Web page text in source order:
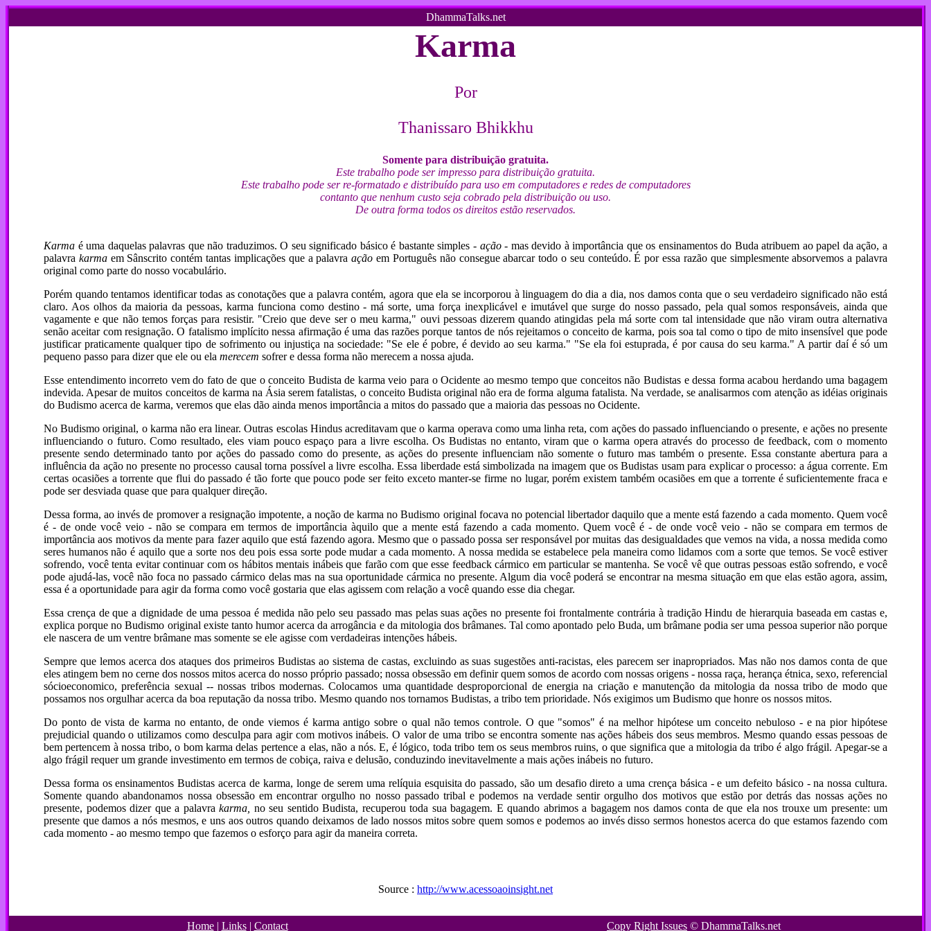
DhammaTalks.net
Karma
Por
Thanissaro Bhikkhu
Somente para distribuição gratuita.
Este trabalho pode ser impresso para distribuição gratuita.
Este trabalho pode ser re-formatado e distribuído para uso em computadores e redes de computadores
contanto que nenhum custo seja cobrado pela distribuição ou uso.
De outra forma todos os direitos estão reservados.
Karma é uma daquelas palavras que não traduzimos. O seu significado básico é bastante simples - ação - mas devido à importância que os ensinamentos do Buda atribuem ao papel da ação, a
palavra karma em Sânscrito contém tantas implicações que a palavraaçãoem Português não consegue abarcar todo o seu conteúdo. É por essa razão que simplesmente absorvemos a palavra
original como parte do nosso vocabulário.
Porém quando tentamos identificar todas as conotações que a palavra contém, agora que ela se incorporou à linguagem do dia a dia, nos damos conta que o seu verdadeiro significado não está
claro. Aos olhos da maioria da pessoas, karma funciona como destino - má sorte, uma força inexplicável e imutável que surge do nosso passado, pela qual somos responsáveis, ainda que
vagamente e que não temos forças para resistir. "Creio que deve ser o meu karma," ouvi pessoas dizerem quando atingidas pela má sorte com tal intensidade que não viram outra alternativa
senão aceitar com resignação. O fatalismo implícito nessa afirmação é uma das razões porque tantos de nós rejeitamos o conceito de karma, pois soa tal como o tipo de mito insensível que pode
justificar praticamente qualquer tipo de sofrimento ou injustiça na sociedade: "Se ele é pobre, é devido ao seu karma." "Se ela foi estuprada, é por causa do seu karma." A partir daí é só um
pequeno passo para dizer que ele ou ela merecem sofrer e dessa forma não merecem a nossa ajuda.
Esse entendimento incorreto vem do fato de que o conceito Budista de karma veio para o Ocidente ao mesmo tempo que conceitos não Budistas e dessa forma acabou herdando uma bagagem
indevida. Apesar de muitos conceitos de karma na Ásia serem fatalistas, o conceito Budista original não era de forma alguma fatalista. Na verdade, se analisarmos com atenção as idéias originais
do Budismo acerca de karma, veremos que elas dão ainda menos importância a mitos do passado que a maioria das pessoas no Ocidente.
No Budismo original, o karma não era linear. Outras escolas Hindus acreditavam que o karma operava como uma linha reta, com ações do passado influenciando o presente, e ações no presente
influenciando o futuro. Como resultado, eles viam pouco espaço para a livre escolha. Os Budistas no entanto, viram que o karma opera através do processo de feedback, com o momento
presente sendo determinado tanto por ações do passado como do presente, as ações do presente influenciam não somente o futuro mas também o presente. Essa constante abertura para a
influência da ação no presente no processo causal torna possível a livre escolha. Essa liberdade está simbolizada na imagem que os Budistas usam para explicar o processo: a água corrente. Em
certas ocasiões a torrente que flui do passado é tão forte que pouco pode ser feito exceto manter-se firme no lugar, porém existem também ocasiões em que a torrente é suficientemente fraca e
pode ser desviada quase que para qualquer direção.
Dessa forma, ao invés de promover a resignação impotente, a noção de karma no Budismo original focava no potencial libertador daquilo que a mente está fazendo a cada momento. Quem você
é - de onde você veio - não se compara em termos de importância àquilo que a mente está fazendo a cada momento. Quem você é - de onde você veio - não se compara em termos de
importância aos motivos da mente para fazer aquilo que está fazendo agora. Mesmo que o passado possa ser responsável por muitas das desigualdades que vemos na vida, a nossa medida como
seres humanos não é aquilo que a sorte nos deu pois essa sorte pode mudar a cada momento. A nossa medida se estabelece pela maneira como lidamos com a sorte que temos. Se você estiver
sofrendo, você tenta evitar continuar com os hábitos mentais inábeis que farão com que esse feedback cármico em particular se mantenha. Se você vê que outras pessoas estão sofrendo, e você
pode ajudá-las, você não foca no passado cármico delas mas na sua oportunidade cármica no presente. Algum dia você poderá se encontrar na mesma situação em que elas estão agora, assim,
essa é a oportunidade para agir da forma como você gostaria que elas agissem com relação a você quando esse dia chegar.
Essa crença de que a dignidade de uma pessoa é medida não pelo seu passado mas pelas suas ações no presente foi frontalmente contrária à tradição Hindu de hierarquia baseada em castas e,
explica porque no Budismo original existe tanto humor acerca da arrogância e da mitologia dos brâmanes. Tal como apontado pelo Buda, um brâmane podia ser uma pessoa superior não porque
ele nascera de um ventre brâmane mas somente se ele agisse com verdadeiras intenções hábeis.
Sempre que lemos acerca dos ataques dos primeiros Budistas ao sistema de castas, excluindo as suas sugestões anti-racistas, eles parecem ser inapropriados. Mas não nos damos conta de que
eles atingem bem no cerne dos nossos mitos acerca do nosso próprio passado; nossa obsessão em definir quem somos de acordo com nossas origens - nossa raça, herança étnica, sexo, referencial
sócioeconomico, preferência sexual -- nossas tribos modernas. Colocamos uma quantidade desproporcional de energia na criação e manutenção da mitologia da nossa tribo de modo que
possamos nos orgulhar acerca da boa reputação da nossa tribo. Mesmo quando nos tornamos Budistas, a tribo tem prioridade. Nós exigimos um Budismo que honre os nossos mitos.
Do ponto de vista de karma no entanto, de onde viemos é karma antigo sobre o qual não temos controle. O que "somos" é na melhor hipótese um conceito nebuloso - e na pior hipótese
prejudicial quando o utilizamos como desculpa para agir com motivos inábeis. O valor de uma tribo se encontra somente nas ações hábeis dos seus membros. Mesmo quando essas pessoas de
bem pertencem à nossa tribo, o bom karma delas pertence a elas, não a nós. E, é lógico, toda tribo tem os seus membros ruins, o que significa que a mitologia da tribo é algo frágil. Apegar-se a
algo frágil requer um grande investimento em termos de cobiça, raiva e delusão, conduzindo inevitavelmente a mais ações inábeis no futuro.
Dessa forma os ensinamentos Budistas acerca de karma, longe de serem uma relíquia esquisita do passado, são um desafio direto a uma crença básica - e um defeito básico - na nossa cultura.
Somente quando abandonamos nossa obsessão em encontrar orgulho no nosso passado tribal e podemos na verdade sentir orgulho dos motivos que estão por detrás das nossas ações no
presente, podemos dizer que a palavra karma, no seu sentido Budista, recuperou toda sua bagagem. E quando abrimos a bagagem nos damos conta de que ela nos trouxe um presente: um
presente que damos a nós mesmos, e uns aos outros quando deixamos de lado nossos mitos sobre quem somos e podemos ao invés disso sermos honestos acerca do que estamos fazendo com
cada momento - ao mesmo tempo que fazemos o esforço para agir da maneira correta.
Source : http://www.acessoaoinsight.net
Home| Links| Contact Copy Right Issues © DhammaTalks.net